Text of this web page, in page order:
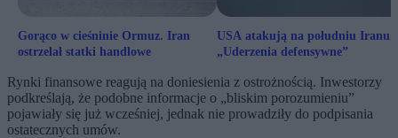
Gorąco w cieśninie Ormuz. Iran
ostrzelał statki handlowe
USA atakują na południu Iranu.
„Uderzenia defensywne”
Rynki finansowe reagują na doniesienia z ostrożnością. Inwestorzy
podkreślają, że podobne informacje o „bliskim porozumieniu”
pojawiały się już wcześniej, jednak nie prowadziły do podpisania
ostatecznych umów.